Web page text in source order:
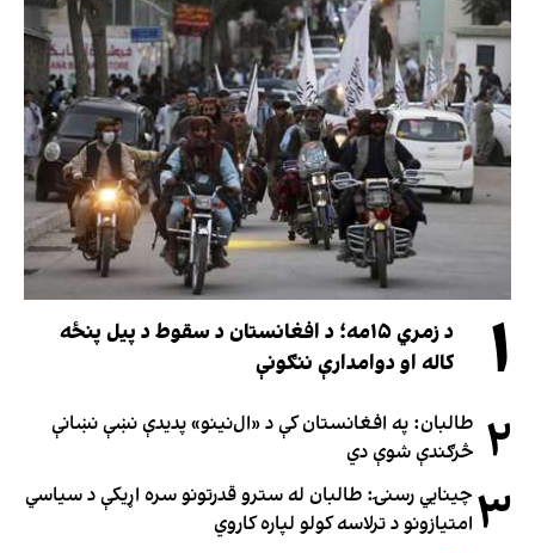
۱
د زمري ۱۵مه؛ د افغانستان د سقوط د پیل پنځه
کاله او دوامدارې ننګونې
۲ طالبان: په افغانستان کې د «ال‌نینو» پدیدې نښې نښانې
څرګندې شوې دي
۳ چینایي رسنۍ: طالبان له سترو قدرتونو سره اړیکې د سیاسي
امتیازونو د ترلاسه کولو لپاره کاروي